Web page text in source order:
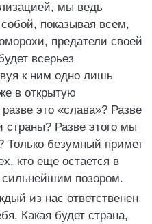
мы ведь
показывая всем,
предатели своей
всерьез
к ним одно лишь
в открытую
это «слава»? Разве
страны? Разве этого мы
Только безумный примет
кто еще остается в
сильнейшим позором.
из нас ответственен
Какая будет страна,